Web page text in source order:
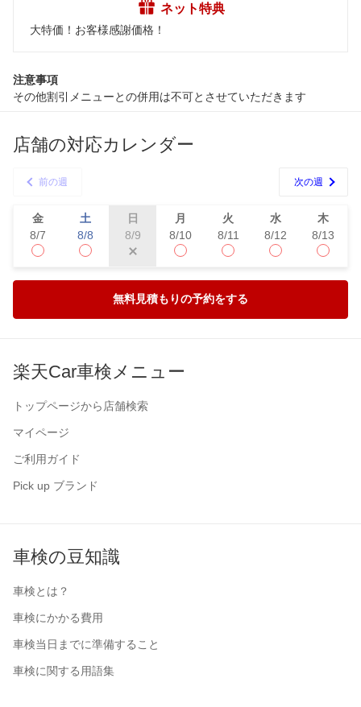
ネット特典
大特価！お客様感謝価格！
注意事項
その他割引メニューとの併用は不可とさせていただきます
店舗の対応カレンダー
前の週 次の週
金
8/7
土
8/8
日
8/9
月
8/10
火
8/11
水
8/12
木
8/13
無料見積もりの予約をする
楽天Car車検メニュー
トップページから店舗検索
マイページ
ご利用ガイド
Pick up ブランド
車検の豆知識
車検とは？
車検にかかる費用
車検当日までに準備すること
車検に関する用語集